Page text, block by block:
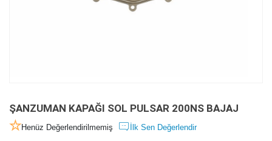
ŞANZUMAN KAPAĞI SOL PULSAR 200NS BAJAJ
Henüz Değerlendirilmemiş İlk Sen Değerlendir